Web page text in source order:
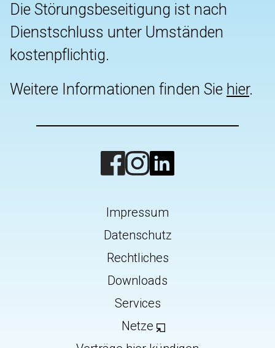
Die Störungsbeseitigung ist nach
Dienstschluss unter Umständen
kostenpflichtig.
Weitere Informationen finden Sie hier.
Impressum
Datenschutz
Rechtliches
Downloads
Services
Netze